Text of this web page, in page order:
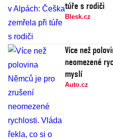
túře s rodiči
Blesk.cz
Více než
neomezené
myslí
Auto.cz